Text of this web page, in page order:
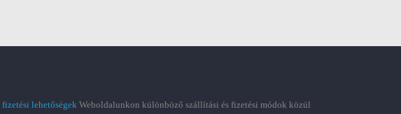
fizetési lehetőségekWeboldalunkon különböző szállítási és fizetési módok közül